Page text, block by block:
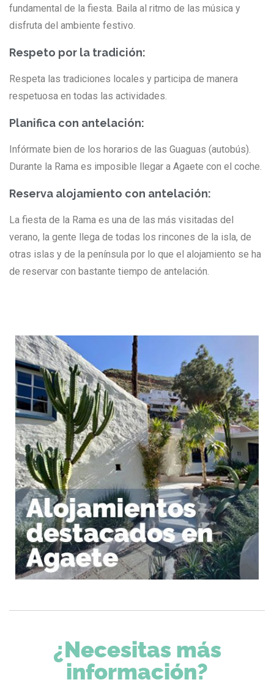
fundamental de la fiesta. Baila al ritmo de las música y
disfruta del ambiente festivo.
Respeto por la tradición:
Respeta las tradiciones locales y participa de manera
respetuosa en todas las actividades.
Planifica con antelación:
Infórmate bien de los horarios de las Guaguas (autobús).
Durante la Rama es imposible llegar a Agaete con el coche.
Reserva alojamiento con antelación:
La fiesta de la Rama es una de las más visitadas del
verano, la gente llega de todas los rincones de la isla, de
otras islas y de la península por lo que el alojamiento se ha
de reservar con bastante tiempo de antelación.
¿Necesitas más
información?